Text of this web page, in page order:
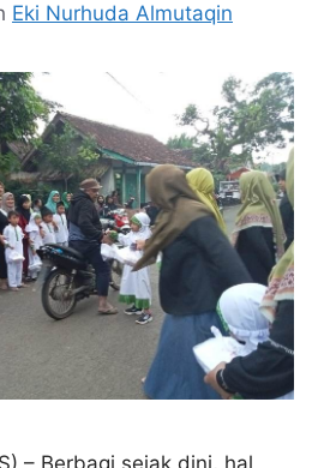
Eki Nurhuda Almutaqin
– Berbagi sejak dini, hal